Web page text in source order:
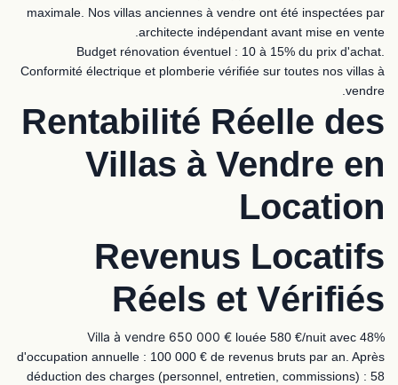
maximale. Nos villas anciennes à vendre ont été inspectées par
architecte indépendant avant mise en vente.
Budget rénovation éventuel : 10 à 15% du prix d'achat.
Conformité électrique et plomberie vérifiée sur toutes nos villas à
vendre.
Rentabilité Réelle des
Villas à Vendre en
Location
Revenus Locatifs
Réels et Vérifiés
Villa à vendre 650 000 € louée 580 €/nuit avec 48%
d'occupation annuelle : 100 000 € de revenus bruts par an. Après
déduction des charges (personnel, entretien, commissions) : 58